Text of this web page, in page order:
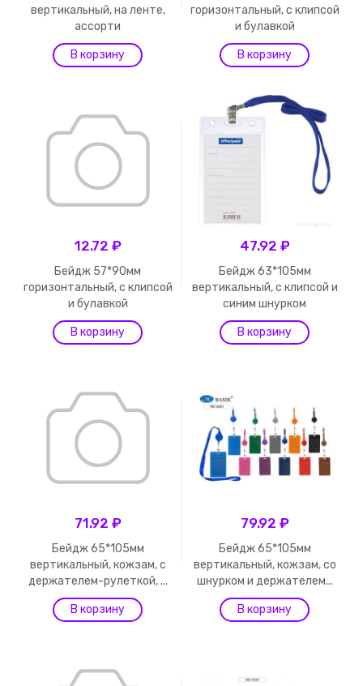
вертикальный, на ленте,
ассорти
горизонтальный, с клипсой
и булавкой
12.72 ₽
Бейдж 57*90мм
горизонтальный, с клипсой
и булавкой
47.92 ₽
Бейдж 63*105мм
вертикальный, с клипсой и
синим шнурком
71.92 ₽
Бейдж 65*105мм
вертикальный, кожзам, с
держателем-рулеткой, ...
79.92 ₽
Бейдж 65*105мм
вертикальный, кожзам, со
шнурком и держателем...